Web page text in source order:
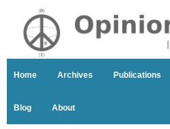
Home Archives Publications
Blog About